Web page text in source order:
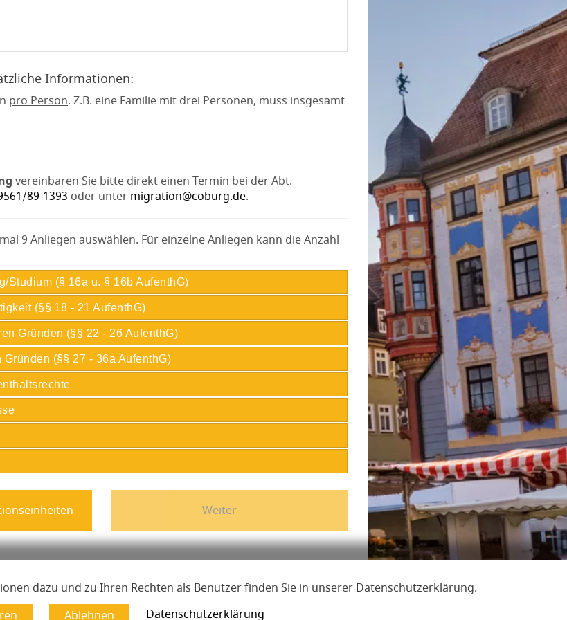
dazu und zu Ihren Rechten als Benutzer finden Sie in unserer Datenschutzerklärung.
Datenschutzerklärung
Informationen:
pro Person. Z.B. eine Familie mit drei Personen, muss insgesamt
vereinbaren Sie bitte direkt einen Termin bei der Abt.
89-1393 oder untermigration@coburg.de.
9 Anliegen auswählen. Für einzelne Anliegen kann die Anzahl
Studium (§ 16a u. § 16b AufenthG)
(§§ 18 - 21 AufenthG)
Gründen (§§ 22 - 26 AufenthG)
(§§ 27 - 36a AufenthG)
Erklärung zur Barrierefreiheit
Datenschutzerklärung Erklärung zur Barrierefreiheit
Hinweis zur Übersetzung